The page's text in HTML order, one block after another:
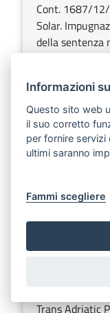
Cont. 1687/
Solar.
della sentenza
Ratifica
Sezione:
Argomenti:
D.lgs. 152/
Trans Adriatic
Informazioni
Questo sito web
il suo corretto
per fornire servizi
ultimi saranno
Fammi scegliere